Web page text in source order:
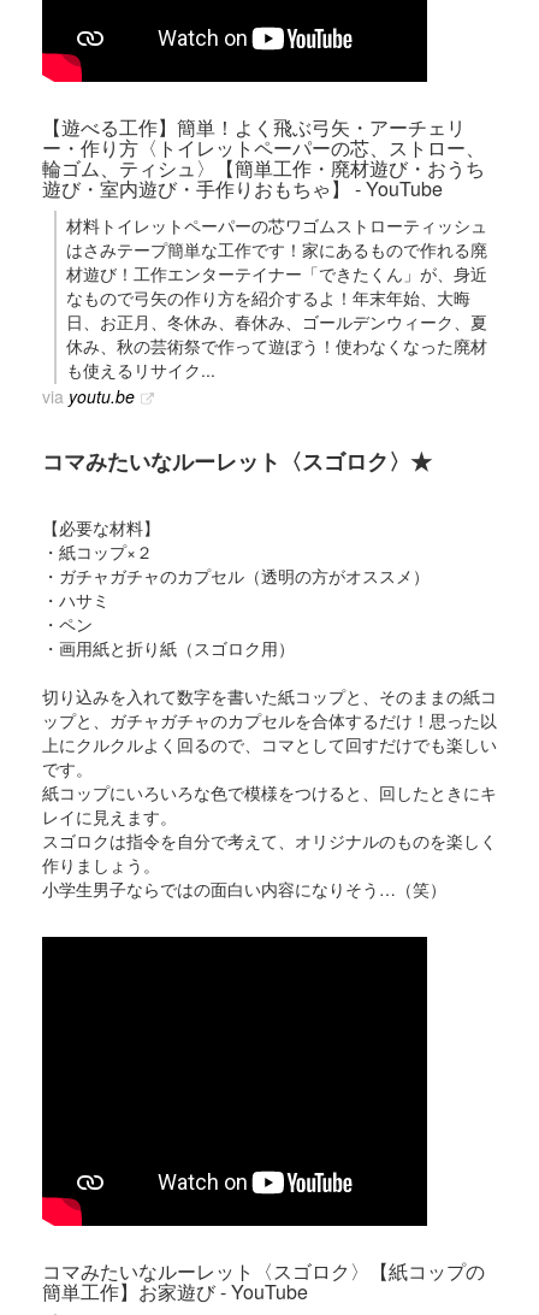
【遊べる工作】簡単！よく飛ぶ弓矢・アーチェリ
ー・作り方〈トイレットペーパーの芯、ストロー、
輪ゴム、ティシュ〉【簡単工作・廃材遊び・おうち
遊び・室内遊び・手作りおもちゃ】 - YouTube
材料トイレットペーパーの芯ワゴムストローティッシュ
はさみテープ簡単な工作です！家にあるもので作れる廃
材遊び！工作エンターテイナー「できたくん」が、身近
なもので弓矢の作り方を紹介するよ！年末年始、大晦
日、お正月、冬休み、春休み、ゴールデンウィーク、夏
休み、秋の芸術祭で作って遊ぼう！使わなくなった廃材
も使えるリサイク...
via youtu.be
コマみたいなルーレット〈スゴロク〉★
【必要な材料】
・紙コップ×２
・ガチャガチャのカプセル（透明の方がオススメ）
・ハサミ
・ペン
・画用紙と折り紙（スゴロク用）
切り込みを入れて数字を書いた紙コップと、そのままの紙コ
ップと、ガチャガチャのカプセルを合体するだけ！思った以
上にクルクルよく回るので、コマとして回すだけでも楽しい
です。
紙コップにいろいろな色で模様をつけると、回したときにキ
レイに見えます。
スゴロクは指令を自分で考えて、オリジナルのものを楽しく
作りましょう。
小学生男子ならではの面白い内容になりそう…（笑）
コマみたいなルーレット〈スゴロク〉【紙コップの
簡単工作】お家遊び - YouTube